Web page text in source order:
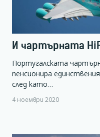
И чартърната
Португалската
пенсионира
след като…
4 ноември 2020